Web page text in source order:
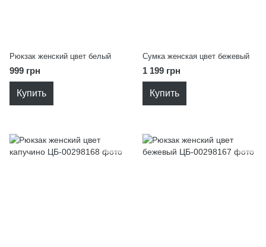
Рюкзак женский цвет белый
999 грн
Купить
Сумка женская цвет бежевый
1 199 грн
Купить